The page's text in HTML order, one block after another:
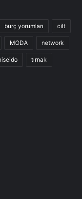
burç yorumları cilt
MODA network
tırnak